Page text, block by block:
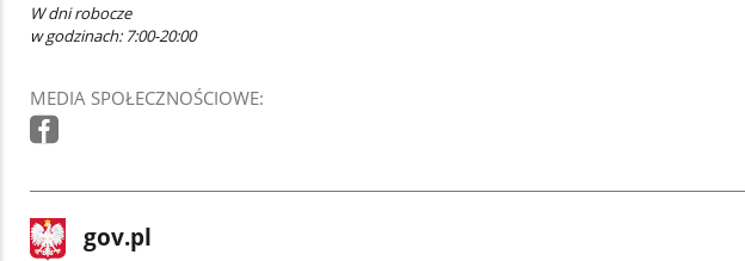
W dni robocze
w godzinach: 7:00-20:00
MEDIA SPOŁECZNOŚCIOWE:
stopka
gov.pl Strona
gov.pl